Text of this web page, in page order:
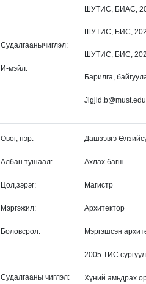
Судалгаанычиглэл:
И-мэйл:
ШУТИС, БИАС,
ШУТИС, БИС,
ШУТИС, БИС,
Барилга,
Овог, нэр:
Албан тушаал:
Цол,зэрэг:
Мэргэжил:
Боловсрол:
Судалгааны чиглэл:
Дашзэвгэ
Ахлах багш
Магистр
Архитектор
Мэргэшсэн
2005 ТИС
Хүний амьдрах